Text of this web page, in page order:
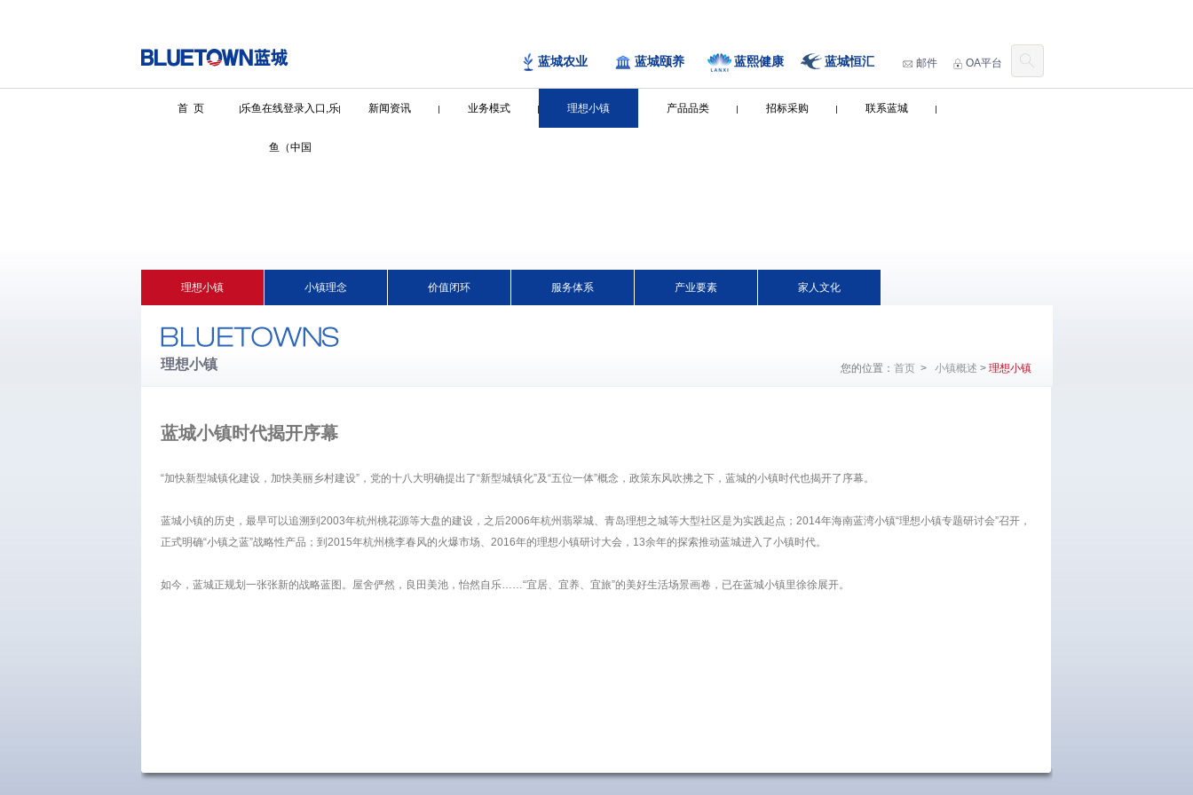
蓝城农业 蓝城颐养 蓝熙健康 蓝城恒汇 邮件 OA平台
首 页 乐鱼在线登录入口,乐
鱼（中国
新闻资讯 业务模式 理想小镇 产品品类 招标采购 联系蓝城
理想小镇 小镇理念 价值闭环 服务体系 产业要素 家人文化
理想小镇 您的位置： 首页> 小镇概述 > 理想小镇
蓝城小镇时代揭开序幕
“加快新型城镇化建设，加快美丽乡村建设”，党的十八大明确提出了“新型城镇化”及“五位一体”概念，政策东风吹拂之下，蓝城的小镇时代也揭开了序幕。
蓝城小镇的历史，最早可以追溯到2003年杭州桃花源等大盘的建设，之后2006年杭州翡翠城、青岛理想之城等大型社区是为实践起点；2014年海南蓝湾小镇“理想小镇专题研讨会”召开，
正式明确“小镇之蓝”战略性产品；到2015年杭州桃李春风的火爆市场、2016年的理想小镇研讨大会，13余年的探索推动蓝城进入了小镇时代。
如今，蓝城正规划一张张新的战略蓝图。屋舍俨然，良田美池，怡然自乐……“宜居、宜养、宜旅”的美好生活场景画卷，已在蓝城小镇里徐徐展开。